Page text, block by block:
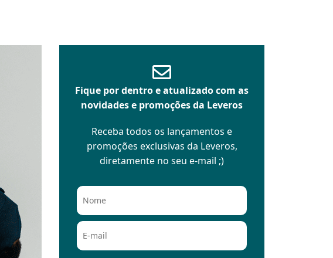
Fique por dentro e atualizado com as
novidades e promoções da Leveros
Receba todos os lançamentos e
promoções exclusivas da Leveros,
diretamente no seu e-mail ;)